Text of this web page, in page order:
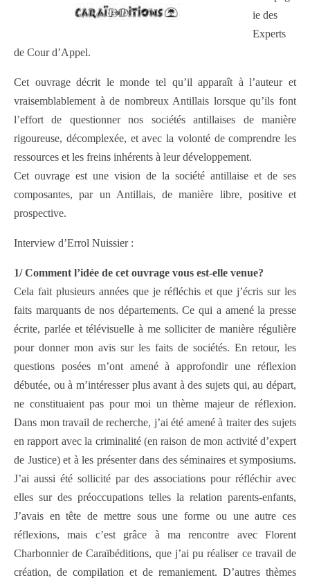
ie des
Experts
de Cour d’Appel.
Cet ouvrage décrit le monde tel qu’il apparaît à l’auteur et
vraisemblablement à de nombreux Antillais lorsque qu’ils font
l’effort de questionner nos sociétés antillaises de manière
rigoureuse, décomplexée, et avec la volonté de comprendre les
ressources et les freins inhérents à leur développement.
Cet ouvrage est une vision de la société antillaise et de ses
composantes, par un Antillais, de manière libre, positive et
prospective.
Interview d’Errol Nuissier :
1/ Comment l’idée de cet ouvrage vous est-elle venue?
Cela fait plusieurs années que je réfléchis et que j’écris sur les
faits marquants de nos départements. Ce qui a amené la presse
écrite, parlée et télévisuelle à me solliciter de manière régulière
pour donner mon avis sur les faits de sociétés. En retour, les
questions posées m’ont amené à approfondir une réflexion
débutée, ou à m’intéresser plus avant à des sujets qui, au départ,
ne constituaient pas pour moi un thème majeur de réflexion.
Dans mon travail de recherche, j’ai été amené à traiter des sujets
en rapport avec la criminalité (en raison de mon activité d’expert
de Justice) et à les présenter dans des séminaires et symposiums.
J’ai aussi été sollicité par des associations pour réfléchir avec
elles sur des préoccupations telles la relation parents-enfants,
J’avais en tête de mettre sous une forme ou une autre ces
réflexions, mais c’est grâce à ma rencontre avec Florent
Charbonnier de Caraïbéditions, que j’ai pu réaliser ce travail de
création, de compilation et de remaniement. D’autres thèmes